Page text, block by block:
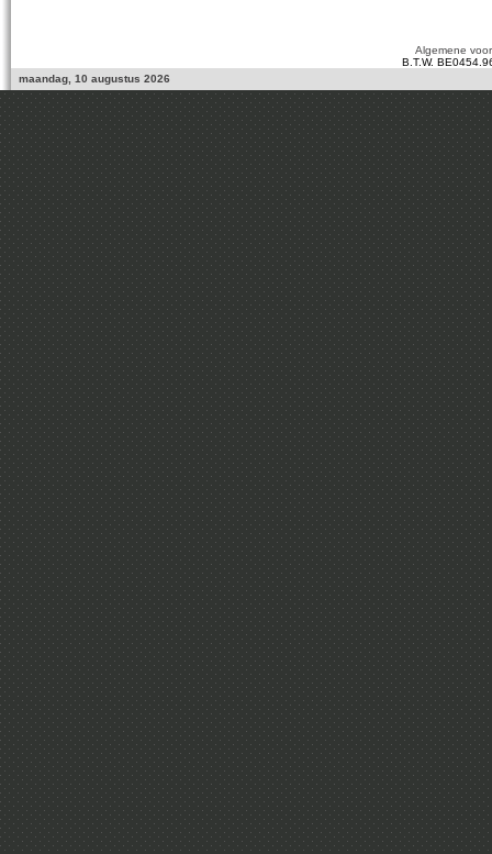
Algemene
B.T.W.
maandag, 10 augustus 2026